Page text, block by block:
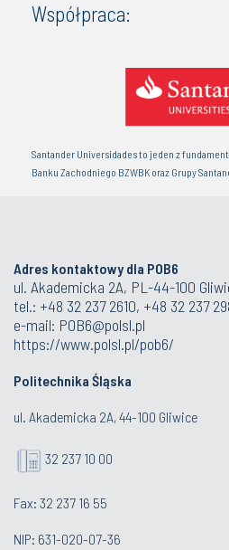
Współpraca:
Santander Universidades to jeden z
Banku Zachodniego BZWBK oraz Grupy
Adres kontaktowy dla POB6
ul. Akademicka 2A, PL-44-100
tel.: +48 32 237 2610, +48 32 237
e-mail: POB6@polsl.pl
https://www.polsl.pl/pob6/
Politechnika Śląska
ul. Akademicka 2A, 44-100 Gliwice
32 237 10 00
Fax: 32 237 16 55
NIP: 631-020-07-36